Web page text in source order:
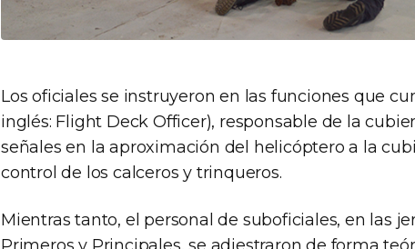
Los oficiales se instruyeron en las funciones que
inglés: Flight Deck Officer), responsable de la
señales en la aproximación del helicóptero a la
control de los calceros y trinqueros.
Mientras tanto, el personal de suboficiales, en las
Primeros y Principales, se adiestraron de forma